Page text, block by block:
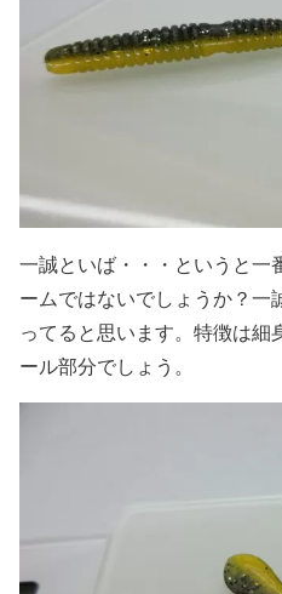
一誠といば・・・というと一
ームではないでしょうか？一
ってると思います。特徴は細
ール部分でしょう。